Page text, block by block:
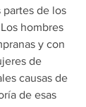
partes de los
hombres
y con
de
causas de
de esas